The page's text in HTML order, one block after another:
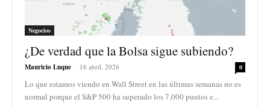
Negocios
¿De verdad que la Bolsa sigue subiendo?
Mauricio Luque - 16 abril, 2026 0
Lo que estamos viendo en Wall Street en las últimas semanas no es
normal porque el S&P 500 ha superado los 7.000 puntos e...